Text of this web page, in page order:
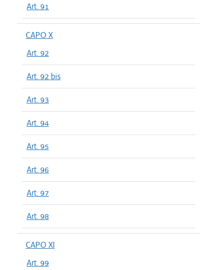
Art. 91
CAPO X
Art. 92
Art. 92 bis
Art. 93
Art. 94
Art. 95
Art. 96
Art. 97
Art. 98
CAPO XI
Art. 99